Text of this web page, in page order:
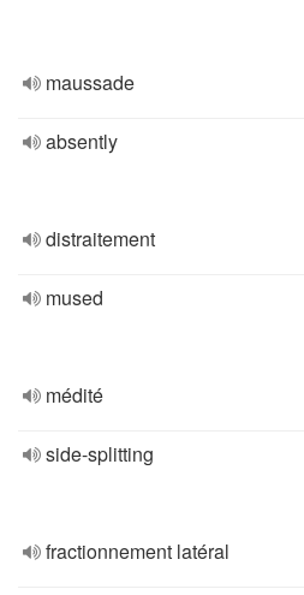
maussade
absently
distraitement
mused
médité
side-splitting
fractionnement latéral